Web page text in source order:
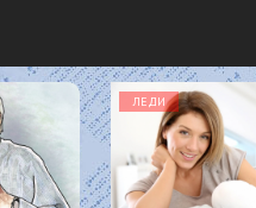
ЛЕДИ